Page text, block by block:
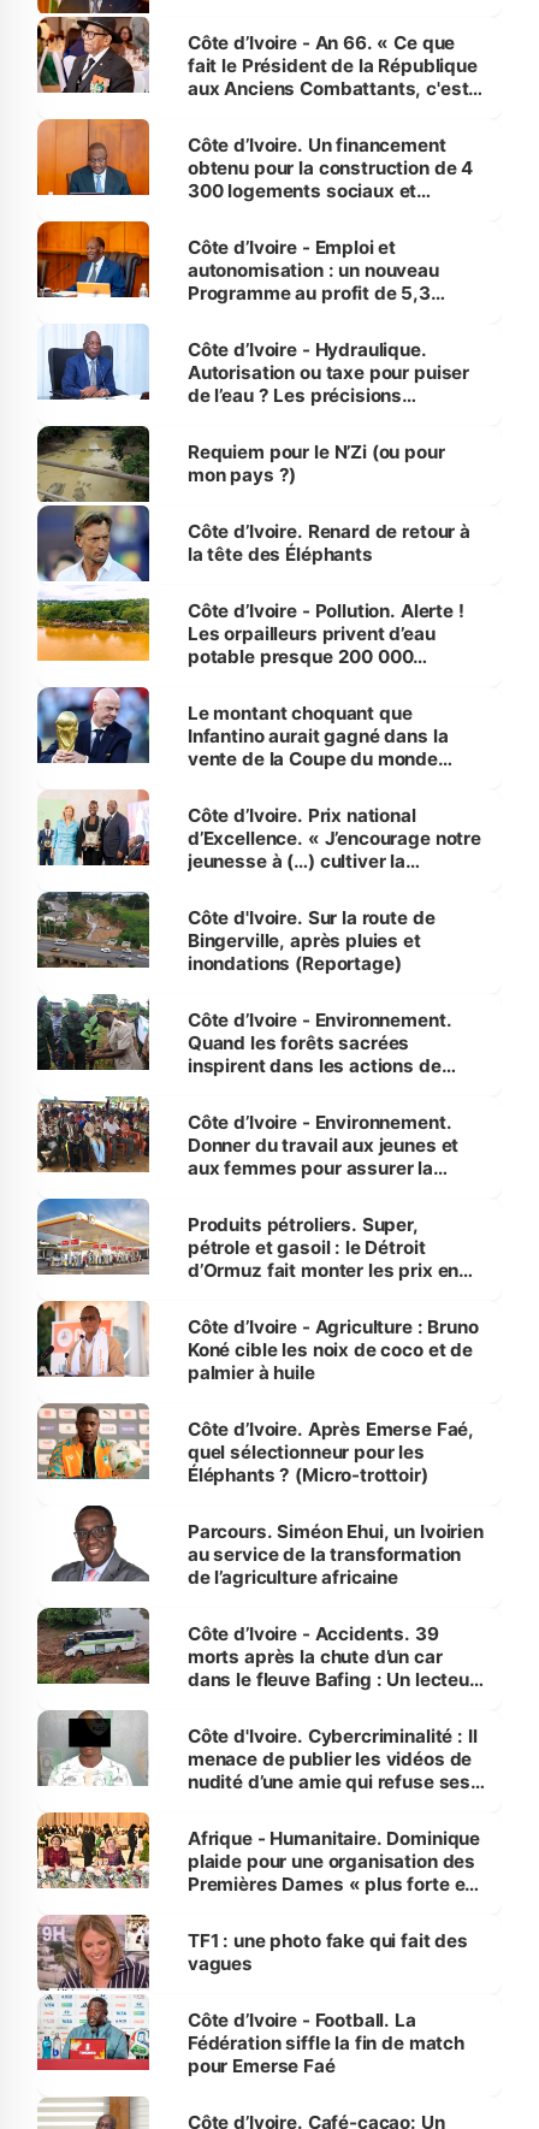
Côte d’Ivoire - An 66. « Ce que
fait le Président de la République
aux Anciens Combattants, c'est
Côte d’Ivoire. Un financement
obtenu pour la construction de 4
300 logements sociaux et
et Yamoussoukro
Côte d’Ivoire - Emploi et
autonomisation : un nouveau
Programme au profit de 5,3
Côte d’Ivoire - Hydraulique.
Autorisation ou taxe pour puiser
de l’eau ? Les précisions
Requiem pour le N’Zi (ou pour
mon pays ?)
Côte d’Ivoire. Renard de retour à
la tête des Éléphants
Côte d’Ivoire - Pollution. Alerte !
Les orpailleurs privent d’eau
potable presque 200 000
Le montant choquant que
Infantino aurait gagné dans la
vente de la Coupe du monde
Côte d’Ivoire. Prix national
d’Excellence. « J’encourage notre
jeunesse à (…) cultiver la
(Alassane Ouattara
Côte d'Ivoire. Sur la route de
Bingerville, après pluies et
inondations (Reportage)
Côte d’Ivoire - Environnement.
Quand les forêts sacrées
inspirent dans les actions de
Côte d’Ivoire - Environnement.
Donner du travail aux jeunes et
aux femmes pour assurer la
menacées
Produits pétroliers. Super,
pétrole et gasoil : le Détroit
d’Ormuz fait monter les prix en
Côte d’Ivoire - Agriculture : Bruno
Koné cible les noix de coco et de
palmier à huile
Côte d’Ivoire. Après Emerse Faé,
quel sélectionneur pour les
Éléphants ? (Micro-trottoir)
Parcours. Siméon Ehui, un Ivoirien
au service de la transformation
de l’agriculture africaine
Côte d’Ivoire - Accidents. 39
morts après la chute d’un car
dans le fleuve Bafing : Un lecteur
des Transports
Côte d'Ivoire. Cybercriminalité : Il
menace de publier les vidéos de
nudité d’une amie qui refuse ses
Afrique - Humanitaire. Dominique
plaide pour une organisation des
Premières Dames « plus forte et
sur la scène internationale »
TF1 : une photo fake qui fait des
vagues
Côte d’Ivoire - Football. La
Fédération siffle la fin de match
pour Emerse Faé
Côte d’Ivoire. Café-cacao: Un